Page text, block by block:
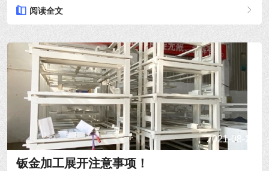
阅读全文
2021-08-26
钣金加工展开注意事项！